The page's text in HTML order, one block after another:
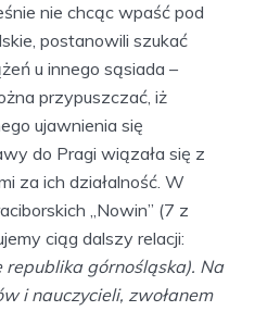
nie chcąc wpaść pod
postanowili szukać
u innego sąsiada –
przypuszczać, iż
ujawnienia się
do Pragi wiązała się z
za ich działalność. W
„Nowin” (7 z
ciąg dalszy relacji:
republika górnośląska). Na
i nauczycieli, zwołanem